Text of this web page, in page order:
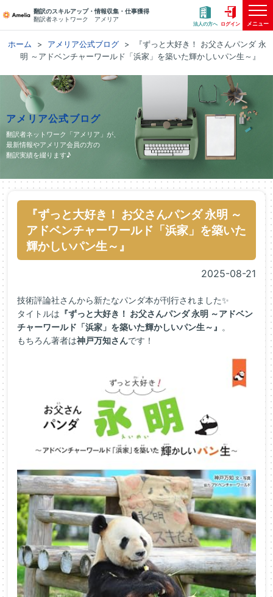
翻訳のスキルアップ・情報収集・仕事獲得
翻訳者ネットワーク アメリア
法人の方へ ログイン メニュー
ホーム アメリア公式ブログ
『ずっと大好き！ お父さんパンダ 永
明 ～アドベンチャーワールド「浜家」を築いた輝かしいパン生～』
アメリア公式ブログ
翻訳者ネットワーク「アメリア」が、
最新情報やアメリア会員の方の
翻訳実績を綴ります♪
『ずっと大好き！ お父さんパンダ 永明 ～
アドベンチャーワールド「浜家」を築いた
輝かしいパン生～』
2025-08-21
技術評論社さんから新たなパンダ本が刊行されました✨
タイトルは 『ずっと大好き！ お父さんパンダ 永明 ～アドベン
チャーワールド「浜家」を築いた輝かしいパン生～』 。
もちろん著者は神戸万知さんです！